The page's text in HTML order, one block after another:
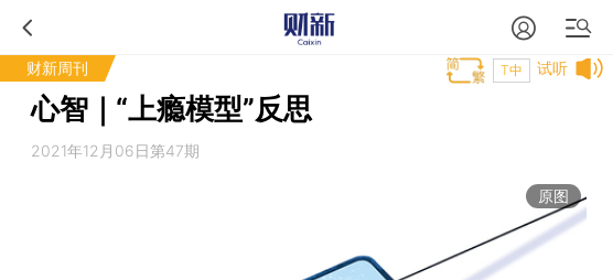
财新周刊 试听
T中
心智｜“上瘾模型”反思
2021年12月06日第47期
原图